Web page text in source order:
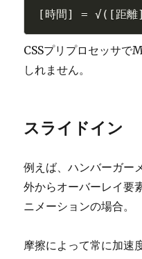
CSSプリプロセッサ
しれません。
スライドイン
例えば、ハンバーガー
外からオーバーレイ要
ニメーションの場合。
摩擦によって常に加速